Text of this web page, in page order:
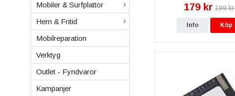
Mobiler & Surfplattor
Hem & Fritid
Mobilreparation
Verktyg
Outlet - Fyndvaror
Kampanjer
179 kr 199 kr
Info Köp